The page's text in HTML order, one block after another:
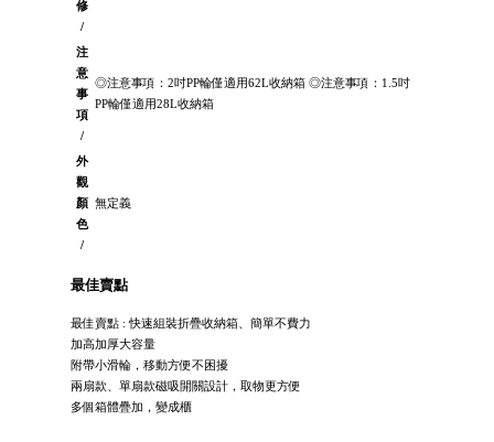
修
/
注
意
事
項
/
◎注意事項：2吋PP輪僅適用62L收納箱 ◎注意事項：1.5吋
PP輪僅適用28L收納箱
外
觀
顏
色
/
無定義
最佳賣點
最佳賣點 : 快速組裝折疊收納箱、簡單不費力
加高加厚大容量
附帶小滑輪，移動方便不困擾
兩扇款、單扇款磁吸開關設計，取物更方便
多個箱體疊加，變成櫃